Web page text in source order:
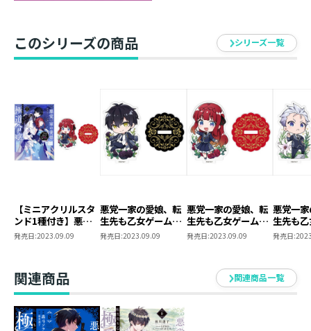
このシリーズの商品 シリーズ一覧
【ミニアクリルスタ
ンド1種付き】悪党
一家の愛娘、転生先
ま、その溺愛は不要
です！～
発売日:2023.09.09
悪党一家の愛娘、転
生先も乙女ゲームの
極道令嬢でした。 ミ
発売日:2023.09.09
悪党一家の愛娘、転
生先も乙女ゲームの
極道令嬢でした。 ミ
発売日:2023.09.09
悪党一
生先も
極道令
発売日:
関連商品 関連商品一覧